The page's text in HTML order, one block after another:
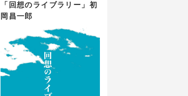
「回想のライブラリー」初
岡昌一郎